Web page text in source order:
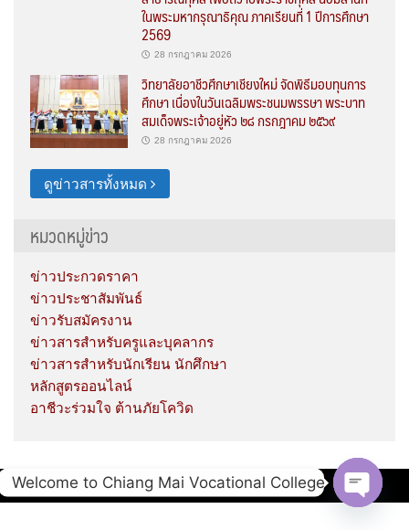
ในพระมหากรุณาธิคุณ ภาคเรียนที่ 1 ปีการศึกษา
2569
28 กรกฎาคม 2026
วิทยาลัยอาชีวศึกษาเชียงใหม่ จัดพิธีมอบทุนการ
ศึกษา เนื่องในวันเฉลิมพระชนมพรรษา พระบาท
สมเด็จพระเจ้าอยู่หัว ๒๘ กรกฎาคม ๒๕๖๙
28 กรกฎาคม 2026
ดูข่าวสารทั้งหมด
หมวดหมู่ข่าว
ข่าวประกวดราคา
ข่าวประชาสัมพันธ์
ข่าวรับสมัครงาน
ข่าวสารสำหรับครูและบุคลากร
ข่าวสารสำหรับนักเรียน นักศึกษา
หลักสูตรออนไลน์
อาชีวะร่วมใจ ต้านภัยโควิด
Copyright © 2020 Chiang Mai Vocational College.
Welcome to Chiang Mai Vocational College